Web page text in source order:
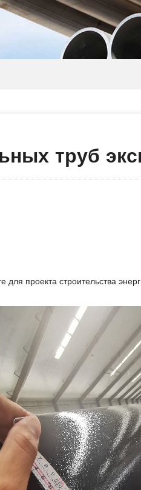
труб
для проекта строительства